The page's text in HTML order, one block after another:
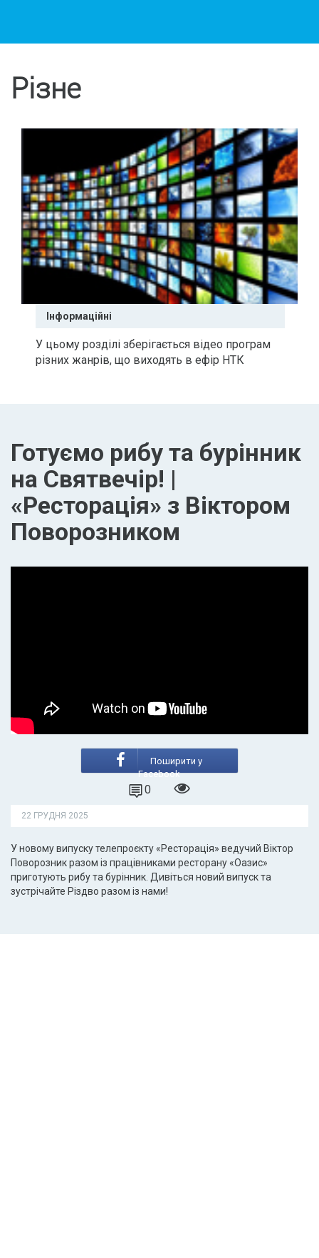
Різне
Інформаційні
У цьому розділі зберігається відео програм
різних жанрів, що виходять в ефір НТК
Готуємо рибу та бурінник
на Святвечір! |
«Ресторація» з Віктором
Поворозником
Поширити у
Facebook
0
22 ГРУДНЯ 2025
У новому випуску телепроєкту «Ресторація» ведучий Віктор
Поворозник разом із працівниками ресторану «Оазис»
приготують рибу та бурінник. Дивіться новий випуск та
зустрічайте Різдво разом із нами!